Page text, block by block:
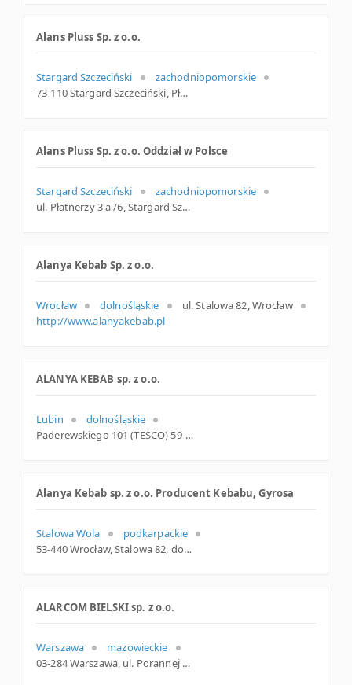
Alans Pluss Sp. z o.o.
Stargard Szczeciński
zachodniopomorskie
73-110 Stargard Szczeciński, Płatnerzy 3a/6, woj. Zachodniopomorskie, pow. Stargardzki, gm. Stargard Szczeciński
Alans Pluss Sp. z o.o. Oddział w Polsce
Stargard Szczeciński
zachodniopomorskie
ul. Płatnerzy 3 a /6, Stargard Szczec.
Alanya Kebab Sp. z o.o.
Wrocław dolnośląskie
ul. Stalowa 82, Wrocław
http://www.alanyakebab.pl
ALANYA KEBAB sp. z o.o.
Lubin
dolnośląskie
Paderewskiego 101 (TESCO) 59-300 Lubin Polska
Alanya Kebab sp. z o.o. Producent Kebabu, Gyrosa
Stalowa Wola
podkarpackie
53-440 Wrocław, Stalowa 82, dolnośląskie
ALARCOM BIELSKI sp. z o.o.
Warszawa
mazowieckie
03-284 Warszawa, ul. Porannej Bryzy 19, mazowieckie